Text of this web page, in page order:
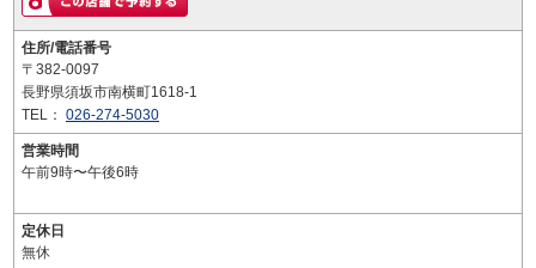
住所/電話番号
〒382-0097
長野県須坂市南横町1618-1
TEL： 026-274-5030
営業時間
午前9時〜午後6時
定休日
無休